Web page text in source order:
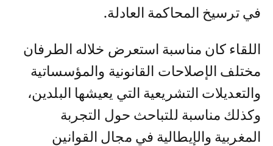
في ترسيخ المحاكمة العادلة.
اللقاء كان مناسبة استعرض خلاله الطرفان
مختلف الإصلاحات القانونية والمؤسساتية
والتعديلات التشريعية التي يعيشها البلدين،
وكذلك مناسبة للتباحث حول التجربة
المغربية والإيطالية في مجال القوانين